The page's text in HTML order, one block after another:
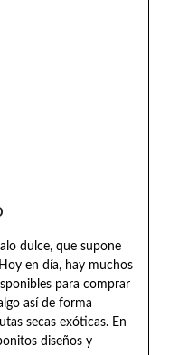
dulce, que supone
en día, hay muchos
para comprar
así de forma
secas exóticas. En
diseños y